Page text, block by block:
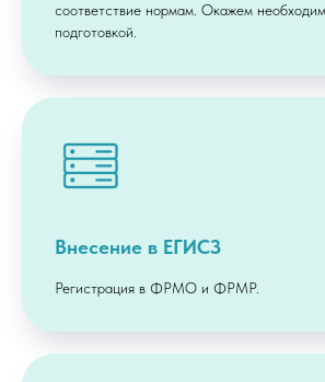
соответствие нормам. Окажем
подготовкой.
Внесение в ЕГИСЗ
Регистрация в ФРМО и ФРМР.